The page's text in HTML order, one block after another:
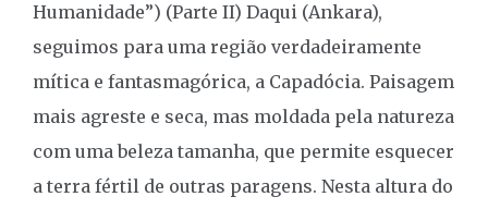
Humanidade”) (Parte II) Daqui (Ankara),
seguimos para uma região verdadeiramente
mítica e fantasmagórica, a Capadócia. Paisagem
mais agreste e seca, mas moldada pela natureza
com uma beleza tamanha, que permite esquecer
a terra fértil de outras paragens. Nesta altura do